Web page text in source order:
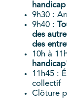
9h30 :
9h40 :
des
des
10h à
11h45 :
collectif
Clôture